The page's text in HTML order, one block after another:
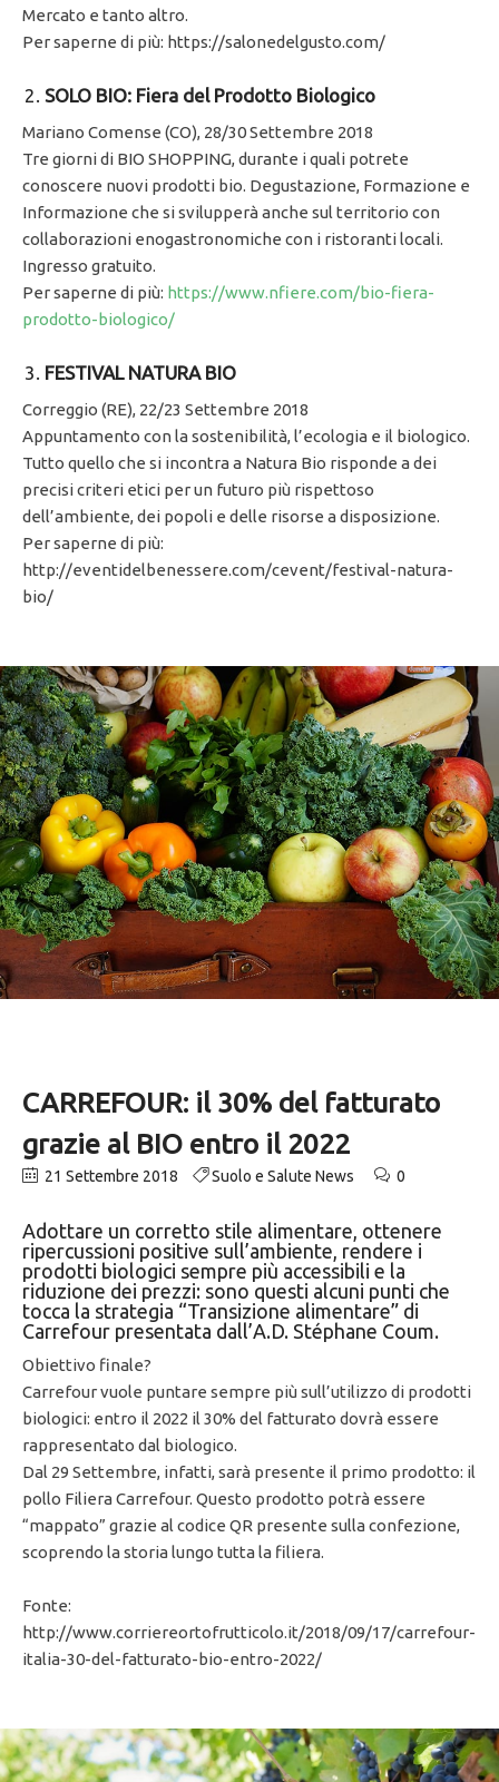
Mercato e tanto altro.
Per saperne di più: https://salonedelgusto.com/
SOLO BIO: Fiera del Prodotto Biologico
Mariano Comense (CO), 28/30 Settembre 2018
Tre giorni di BIO SHOPPING, durante i quali potrete
conoscere nuovi prodotti bio. Degustazione, Formazione e
Informazione che si svilupperà anche sul territorio con
collaborazioni enogastronomiche con i ristoranti locali.
Ingresso gratuito.
Per saperne di più: https://www.nfiere.com/bio-fiera-
prodotto-biologico/
FESTIVAL NATURA BIO
Correggio (RE), 22/23 Settembre 2018
Appuntamento con la sostenibilità, l’ecologia e il biologico.
Tutto quello che si incontra a Natura Bio risponde a dei
precisi criteri etici per un futuro più rispettoso
dell’ambiente, dei popoli e delle risorse a disposizione.
Per saperne di più:
http://eventidelbenessere.com/cevent/festival-natura-
bio/
CARREFOUR: il 30% del fatturato
grazie al BIO entro il 2022
21 Settembre 2018 Suolo e Salute News 0
Adottare un corretto stile alimentare, ottenere
ripercussioni positive sull’ambiente, rendere i
prodotti biologici sempre più accessibili e la
riduzione dei prezzi: sono questi alcuni punti che
tocca la strategia “Transizione alimentare” di
Carrefour presentata dall’A.D. Stéphane Coum.
Obiettivo finale?
Carrefour vuole puntare sempre più sull’utilizzo di prodotti
biologici: entro il 2022 il 30% del fatturato dovrà essere
rappresentato dal biologico.
Dal 29 Settembre, infatti, sarà presente il primo prodotto: il
pollo Filiera Carrefour. Questo prodotto potrà essere
“mappato” grazie al codice QR presente sulla confezione,
scoprendo la storia lungo tutta la filiera.
Fonte:
http://www.corriereortofrutticolo.it/2018/09/17/carrefour-
italia-30-del-fatturato-bio-entro-2022/